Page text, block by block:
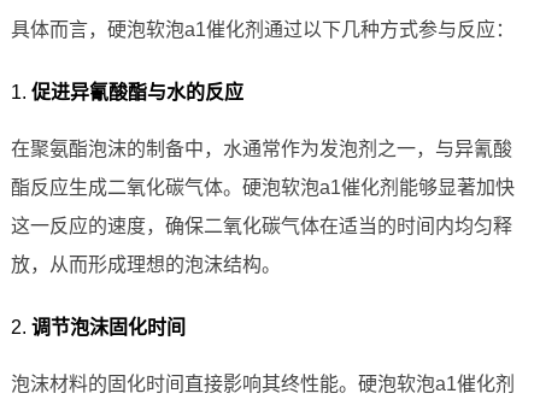
具体而言，硬泡软泡a1催化剂通过以下几种方式参与反应：
1. 促进异氰酸酯与水的反应
在聚氨酯泡沫的制备中，水通常作为发泡剂之一，与异氰酸
酯反应生成二氧化碳气体。硬泡软泡a1催化剂能够显著加快
这一反应的速度，确保二氧化碳气体在适当的时间内均匀释
放，从而形成理想的泡沫结构。
2. 调节泡沫固化时间
泡沫材料的固化时间直接影响其终性能。硬泡软泡a1催化剂